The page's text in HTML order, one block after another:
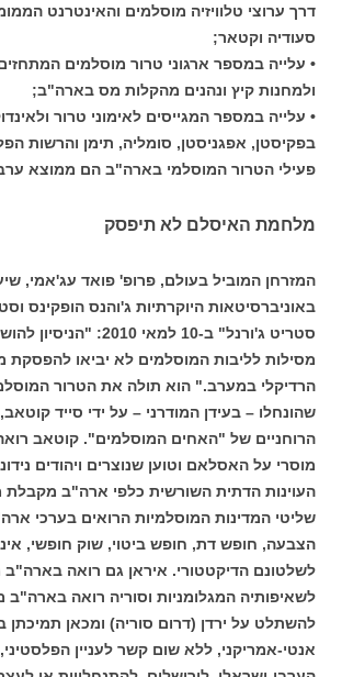
דרך ערוצי טלוויזיה מוסלמים והאינטרנט
סעודיה וקטאר;
• עלייה במספר ארגוני טרור מוסלמים
ולמחנות קיץ ונהנים מהקלות מס בארה"ב;
• עלייה במספר המגייסים לאימוני טרור
בפקיסטן, אפגניסטן, סומליה, תימן והרשות
פעילי הטרור המוסלמי בארה"ב הם ממוצא
מלחמת האיסלם לא תיפסק
המזרחן המוביל בעולם, פרופ' פואד עג'אמי,
באוניברסיטאות היוקרתיות ג'והנס הופקינס
סטריט ג'ורנל" ב-10 למאי 2010:
מסילות לליבות המוסלמים לא יביאו
הרדיקלי במערב." הוא תולה את הטרור
שהונחלו – בעידן המודרני – על ידי סייד
הרוחניים של "האחים המוסלמים". קוטאב
מוסרי על האסלאם וטוען שנוצרים ויהודים
העוינות הדתית השורשית כלפי ארה"ב מקבלת
שליטי המדינות המוסלמיות הרואים בערכי
הצבעה, חופש דת, חופש ביטוי, שוק חופשי,
לשלטונם הדיקטטורי. איראן גם רואה בארה"ב
לשאיפותיה המגלומניות וסוריה רואה
להשתלט על ירדן (דרום סוריה) ומכאן תמיכתן
אנטי-אמריקני, ללא שום קשר לעניין